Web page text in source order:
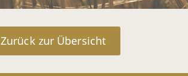
Zurück zur Übersicht